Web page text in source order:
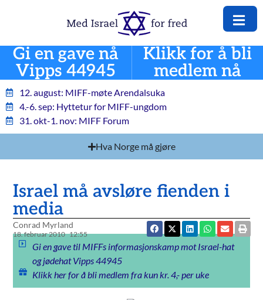
Gi en gave nå
Vipps 44945
Klikk for å bli
medlem nå
12. august: MIFF-møte Arendalsuka
4.-6. sep: Hyttetur for MIFF-ungdom
31. okt-1. nov: MIFF Forum
Hva Norge må gjøre
Israel må avsløre fienden i
media
Conrad Myrland
18. februar 2010 12:55
Gi en gave til MIFFs informasjonskamp mot Israel-hat
og jødehat Vipps 44945
Klikk her for å bli medlem fra kun kr. 4,- per uke